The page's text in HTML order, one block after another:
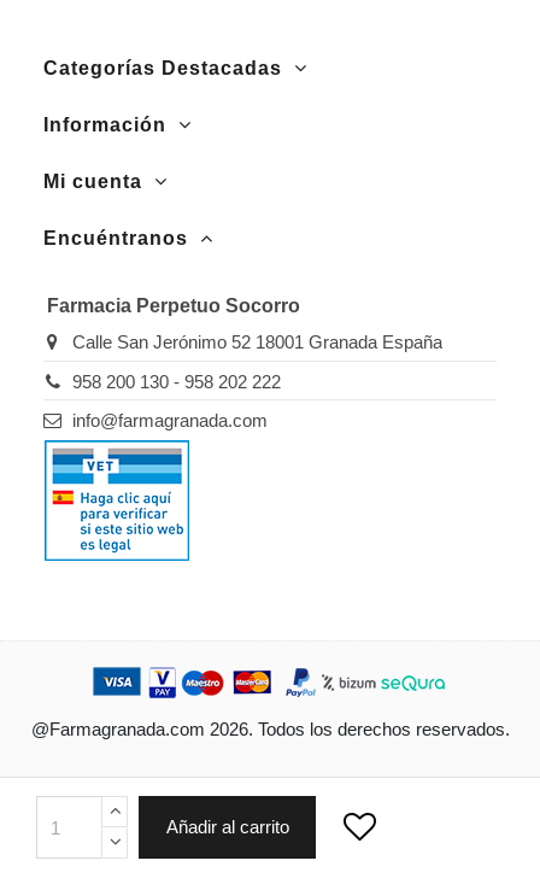
Añadir al carrito
Categorías Destacadas
Información
Mi cuenta
Encuéntranos
Farmacia Perpetuo Socorro
Calle San Jerónimo 52 18001 Granada España
958 200 130 - 958 202 222
info@farmagranada.com
@Farmagranada.com 2026. Todos los derechos reservados.
Ordenado por
Limpiar
Buscar